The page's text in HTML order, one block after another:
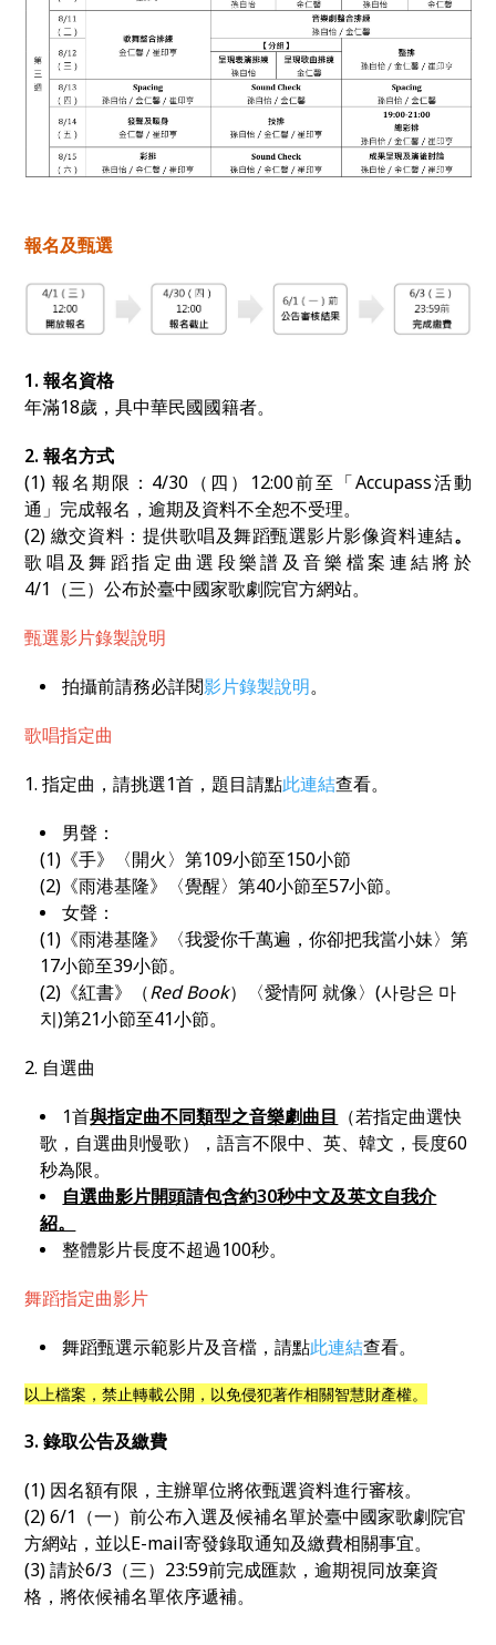
報名及甄選
1. 報名資格
年滿18歲，具中華民國國籍者。
2. 報名方式
(1) 報名期限：4/30（四）12:00前至「Accupass活動
通」完成報名，逾期及資料不全恕不受理。
(2) 繳交資料：提供歌唱及舞蹈甄選影片影像資料連結。
歌唱及舞蹈指定曲選段樂譜及音樂檔案連結將於
4/1（三）公布於臺中國家歌劇院官方網站。
甄選影片錄製說明
拍攝前請務必詳閱影片錄製說明。
歌唱指定曲
1. 指定曲，請挑選1首， 題目請點此連結查看。
男聲：
(1)《手》〈開火〉第109小節至150小節
(2)《雨港基隆》〈覺醒〉第40小節至57小節。
女聲：
(1)《雨港基隆》〈我愛你千萬遍，你卻把我當小妹〉第
17小節至39小節。
(2)《紅書》（Red Book）〈愛情阿 就像〉(사랑은 마
치)第21小節至41小節。
2. 自選曲
1首與指定曲不同類型之音樂劇曲目 （若指定曲選快
歌，自選曲則慢歌），語言不限中、英、韓文，長度60
秒為限。
自選曲影片開頭請包含約30秒中文及英文自我介
紹。
整體影片長度不超過100秒。
舞蹈指定曲影片
舞蹈甄選示範影片及音檔，請點此連結查看。
以上檔案，禁止轉載公開，以免侵犯著作相關智慧財產權。
3. 錄取公告及繳費
(1) 因名額有限，主辦單位將依甄選資料進行審核。
(2) 6/1（一）前公布入選及候補名單於臺中國家歌劇院官
方網站，並以E-mail寄發錄取通知及繳費相關事宜。
(3) 請於6/3（三）23:59前完成匯款，逾期視同放棄資
格，將依候補名單依序遞補。